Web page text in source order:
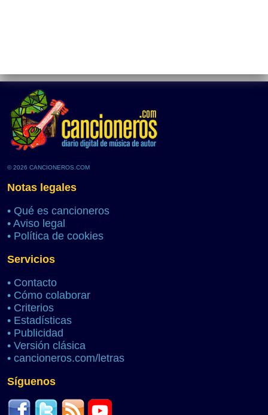
© 2026 CANCIONEROS.COM
Notas legales
• Qué es cancioneros
• Aviso legal
• Política de cookies
Servicios
• Contacto
• Cómo colaborar
• Criterios
• Estadísticas
• Publicidad
• Versión clásica
• cancioneros.com/letras
Síguenos